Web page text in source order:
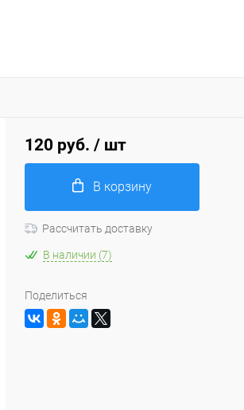
120 руб. / шт
В корзину
Рассчитать доставку
В наличии (7)
Поделиться